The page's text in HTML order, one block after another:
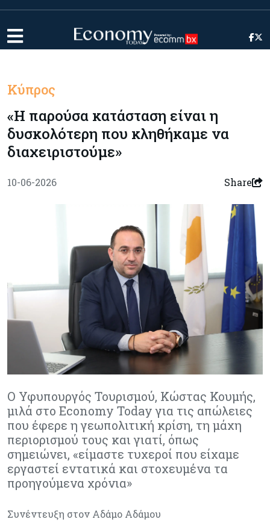
Κύπρος
«Η παρούσα κατάσταση είναι η
δυσκολότερη που κληθήκαμε να
διαχειριστούμε»
10-06-2026 Share
Ο Υφυπουργός Τουρισμού, Κώστας Κουμής,
μιλά στο Economy Today για τις απώλειες
που έφερε η γεωπολιτική κρίση, τη μάχη
περιορισμού τους και γιατί, όπως
σημειώνει, «είμαστε τυχεροί που είχαμε
εργαστεί εντατικά και στοχευμένα τα
προηγούμενα χρόνια»
Συνέντευξη στον Αδάμο Αδάμου